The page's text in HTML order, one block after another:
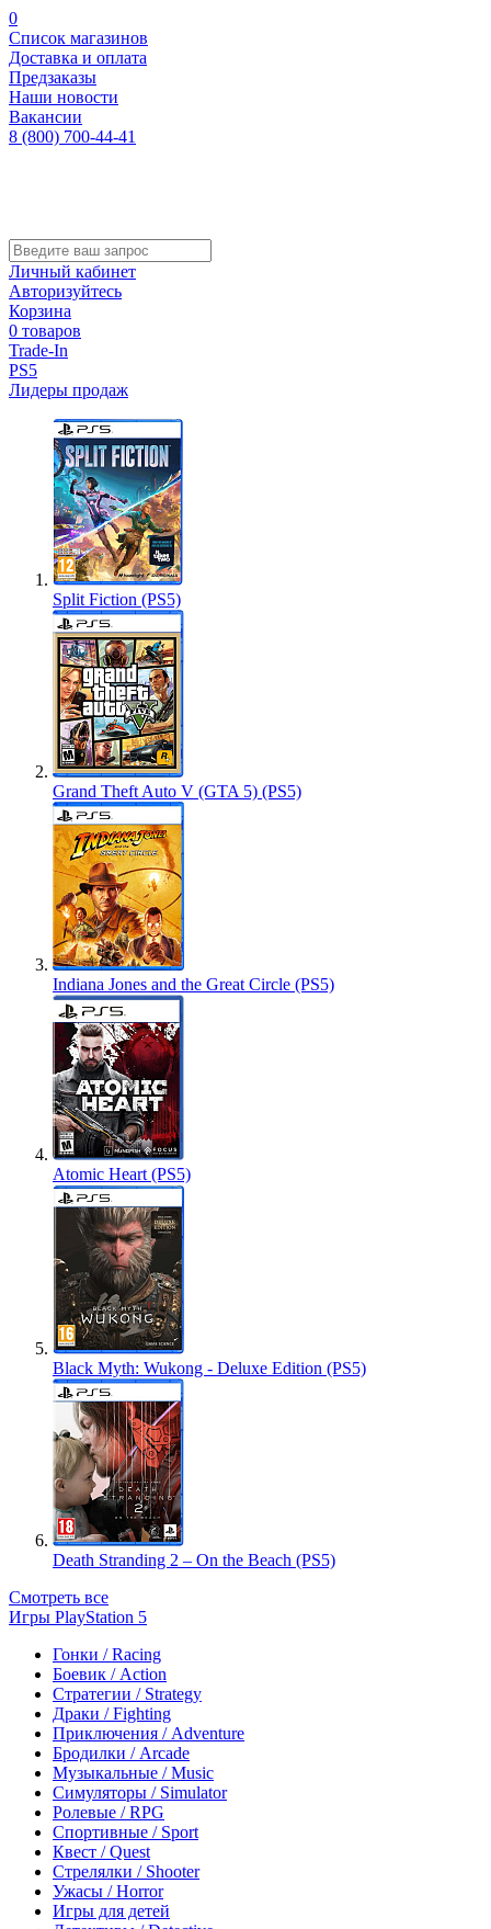
0
Список магазинов
Доставка и оплата
Предзаказы
Наши новости
Вакансии
8 (800) 700-44-41
Личный кабинет
Авторизуйтесь
Корзина
0 товаров
Trade-In
PS5
Лидеры продаж
Split Fiction (PS5)
Grand Theft Auto V (GTA 5) (PS5)
Indiana Jones and the Great Circle (PS5)
Atomic Heart (PS5)
Black Myth: Wukong - Deluxe Edition (PS5)
Death Stranding 2 – On the Beach (PS5)
Смотреть все
Игры PlayStation 5
Гонки / Racing
Боевик / Action
Стратегии / Strategy
Драки / Fighting
Приключения / Adventure
Бродилки / Arcade
Музыкальные / Music
Симуляторы / Simulator
Ролевые / RPG
Спортивные / Sport
Квест / Quest
Стрелялки / Shooter
Ужасы / Horror
Игры для детей